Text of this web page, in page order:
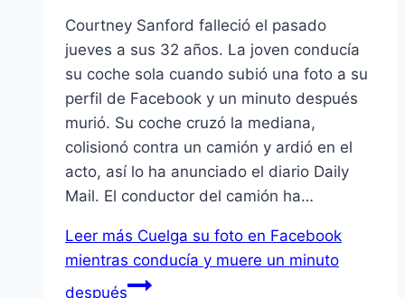
Courtney Sanford falleció el pasado
jueves a sus 32 años. La joven conducía
su coche sola cuando subió una foto a su
perfil de Facebook y un minuto después
murió. Su coche cruzó la mediana,
colisionó contra un camión y ardió en el
acto, así lo ha anunciado el diario Daily
Mail. El conductor del camión ha…
Leer más Cuelga su foto en Facebook
mientras conducía y muere un minuto
después